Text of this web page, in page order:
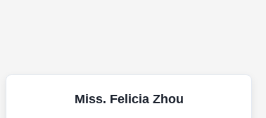
Miss. Felicia Zhou